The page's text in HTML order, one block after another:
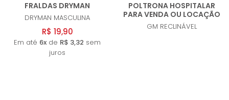
FRALDAS DRYMAN
DRYMAN MASCULINA
R$ 19,90
Em até 6x de R$ 3,32 sem
juros
POLTRONA HOSPITALAR
PARA VENDA OU LOCAÇÃO
GM RECLINÁVEL